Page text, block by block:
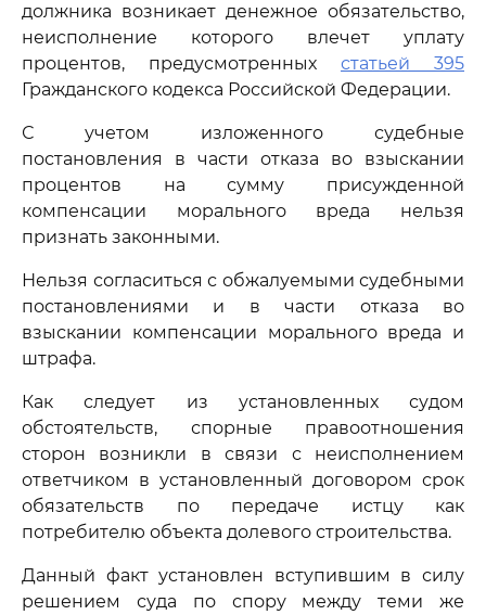
должника возникает денежное обязательство,
неисполнение которого влечет уплату
процентов, предусмотренных статьей 395
Гражданского кодекса Российской Федерации.
С учетом изложенного судебные
постановления в части отказа во взыскании
процентов на сумму присужденной
компенсации морального вреда нельзя
признать законными.
Нельзя согласиться с обжалуемыми судебными
постановлениями и в части отказа во
взыскании компенсации морального вреда и
штрафа.
Как следует из установленных судом
обстоятельств, спорные правоотношения
сторон возникли в связи с неисполнением
ответчиком в установленный договором срок
обязательств по передаче истцу как
потребителю объекта долевого строительства.
Данный факт установлен вступившим в силу
решением суда по спору между теми же